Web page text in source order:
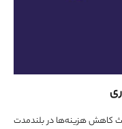
در بلندمدت